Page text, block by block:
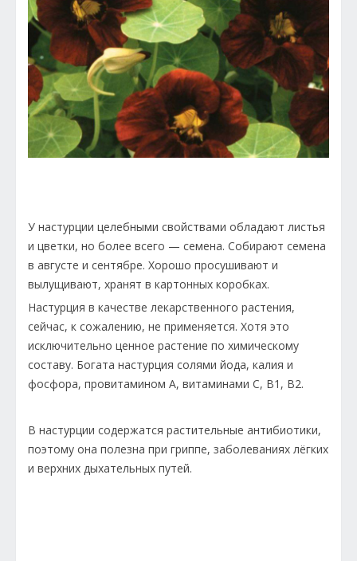
У настурции целебными свойствами обладают листья
и цветки, но более всего — семена. Собирают семена
в августе и сентябре. Хорошо просушивают и
вылущивают, хранят в картонных коробках.
Настурция в качестве лекарственного растения,
сейчас, к сожалению, не применяется. Хотя это
исключительно ценное растение по химическому
составу. Богата настурция солями йода, калия и
фосфора, провитамином А, витаминами С, В1, В2.
В настурции содержатся растительные антибиотики,
поэтому она полезна при гриппе, заболеваниях лёгких
и верхних дыхательных путей.